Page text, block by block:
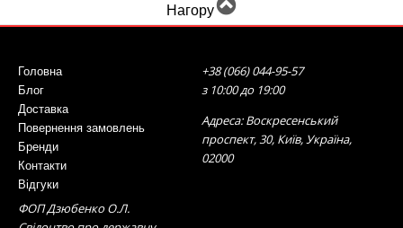
Нагору
Головна
Блог
Доставка
Повернення замовлень
Бренди
Контакти
Відгуки
+38 (066) 044-95-57
з 10:00 до 19:00
Адреса: Воскресенський
проспект, 30, Київ, Україна,
02000
ФОП Дзюбенко О.Л.